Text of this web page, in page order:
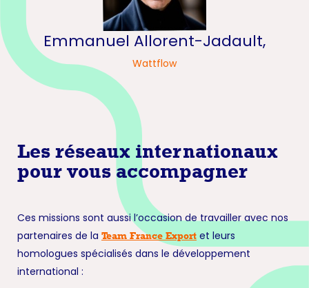
Emmanuel Allorent-Jadault,
Wattflow
Les réseaux internationaux
pour vous accompagner
Ces missions sont aussi l’occasion de travailler avec nos
partenaires de la Team France Export et leurs
homologues spécialisés dans le développement
international :